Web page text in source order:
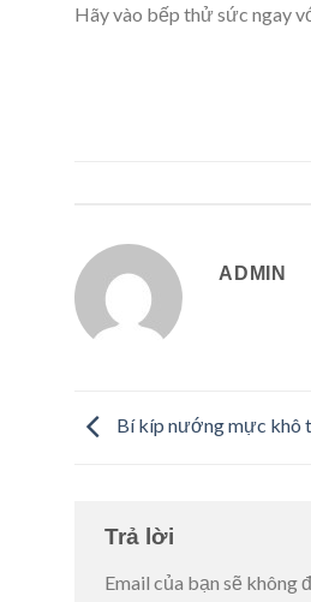
Hãy vào bếp thử sức ngay
ADMIN
Bí kíp nướng mực khô
Trả lời
Email của bạn sẽ không